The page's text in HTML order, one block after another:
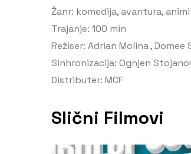
Žanr: komedija, avantura,
Trajanje: 100 min
Režiser: Adrian Molina , Domee
Sinhronizacija: Ognjen
Distributer: MCF
Slični Filmovi